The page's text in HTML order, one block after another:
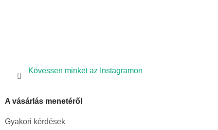
Kövessen minket az Instagramon
A vásárlás menetéről
Gyakori kérdések